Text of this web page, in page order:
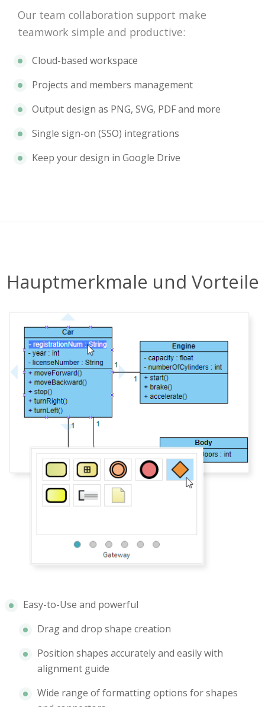
Our team collaboration support make
teamwork simple and productive:
Cloud-based workspace
Projects and members management
Output design as PNG, SVG, PDF and more
Single sign-on (SSO) integrations
Keep your design in Google Drive
Hauptmerkmale und Vorteile
Easy-to-Use and powerful
Drag and drop shape creation
Position shapes accurately and easily with
alignment guide
Wide range of formatting options for shapes